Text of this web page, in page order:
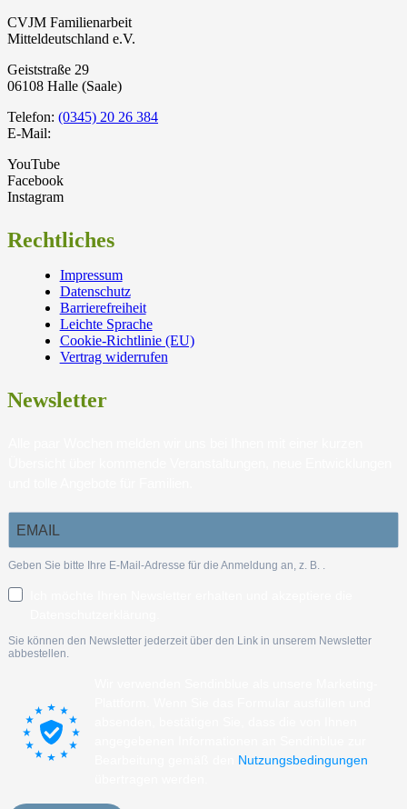
CVJM Familienarbeit
Mitteldeutschland e.V.
Geiststraße 29
06108 Halle (Saale)
Telefon: (0345) 20 26 384
E-Mail:
YouTube
Facebook
Instagram
Rechtliches
Impressum
Datenschutz
Barrierefreiheit
Leichte Sprache
Cookie-Richtlinie (EU)
Vertrag widerrufen
Newsletter
Geben Sie bitte Ihre E-Mail-Adresse für die Anmeldung an, z. B. .
Sie können den Newsletter jederzeit über den Link in unserem Newsletter
abbestellen.
Nutzungsbedingungen